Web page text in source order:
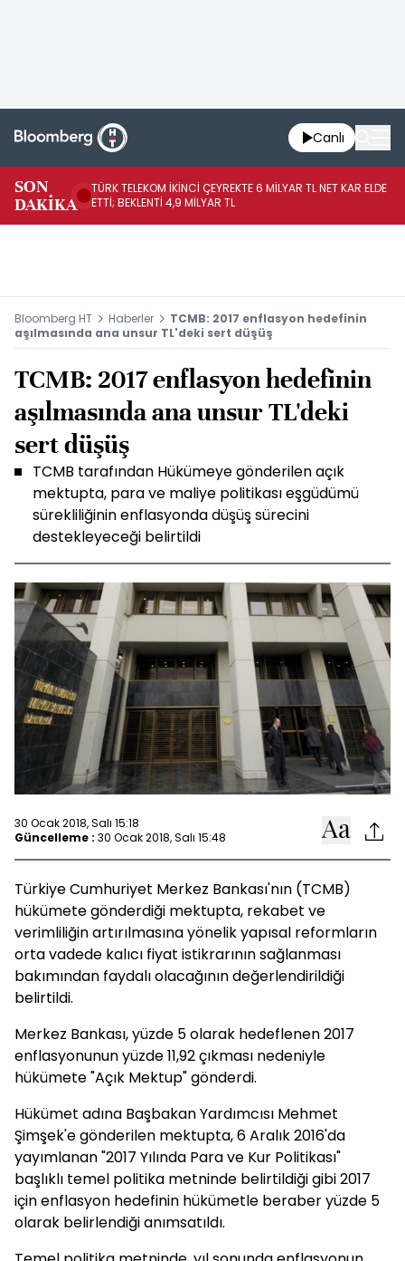
Canlı
SON
DAKİKA
TÜRK TELEKOM İKİNCİ ÇEYREKTE 6 MİLYAR TL NET KAR ELDE
ETTİ; BEKLENTİ 4,9 MİLYAR TL
Bloomberg HT Haberler
TCMB: 2017 enflasyon hedefinin
aşılmasında ana unsur TL'deki sert düşüş
TCMB: 2017 enflasyon hedefinin
aşılmasında ana unsur TL'deki
sert düşüş
TCMB tarafından Hükümeye gönderilen açık
mektupta, para ve maliye politikası eşgüdümü
sürekliliğinin enflasyonda düşüş sürecini
destekleyeceği belirtildi
30 Ocak 2018, Salı 15:18
Güncelleme : 30 Ocak 2018, Salı 15:48
Türkiye Cumhuriyet Merkez Bankası'nın (TCMB)
hükümete gönderdiği mektupta, rekabet ve
verimliliğin artırılmasına yönelik yapısal reformların
orta vadede kalıcı fiyat istikrarının sağlanması
bakımından faydalı olacağının değerlendirildiği
belirtildi.
Merkez Bankası, yüzde 5 olarak hedeflenen 2017
enflasyonunun yüzde 11,92 çıkması nedeniyle
hükümete "Açık Mektup" gönderdi.
Hükümet adına Başbakan Yardımcısı Mehmet
Şimşek'e gönderilen mektupta, 6 Aralık 2016'da
yayımlanan "2017 Yılında Para ve Kur Politikası"
başlıklı temel politika metninde belirtildiği gibi 2017
için enflasyon hedefinin hükümetle beraber yüzde 5
olarak belirlendiği anımsatıldı.